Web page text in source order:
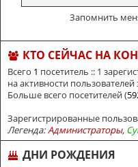
Запомнить
КТО СЕЙЧАС НА
Всего 1 посетитель :: 1
на активности
Больше всего посетителей (
Зарегистрированные
Легенда:Администраторы,
ДНИ РОЖДЕНИЯ